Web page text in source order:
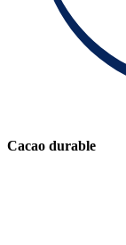
Cacao durable